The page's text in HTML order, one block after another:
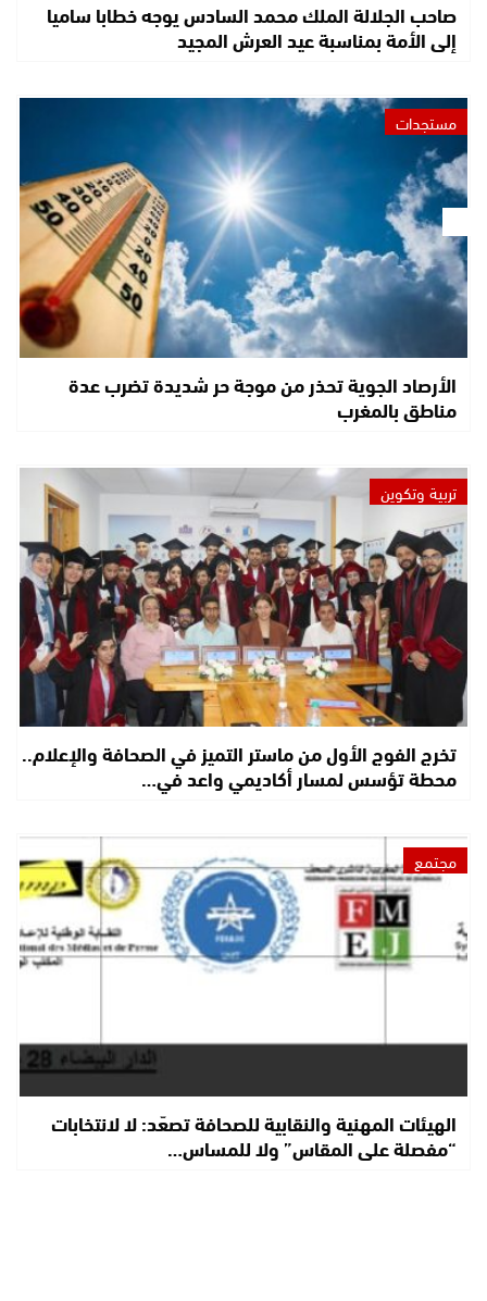
صاحب الجلالة الملك محمد السادس يوجه خطابا ساميا
إلى الأمة بمناسبة عيد العرش المجيد
مستجدات
الأرصاد الجوية تحذر من موجة حر شديدة تضرب عدة
مناطق بالمغرب
تربية وتكوين
تخرج الفوج الأول من ماستر التميز في الصحافة والإعلام..
محطة تؤسس لمسار أكاديمي واعد في…
مجتمع
الهيئات المهنية والنقابية للصحافة تصعّد: لا لانتخابات
“مفصلة على المقاس” ولا للمساس…